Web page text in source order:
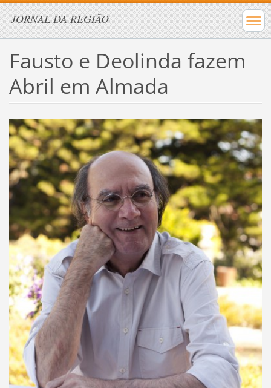
JORNAL DA REGIÃO
Fausto e Deolinda fazem
Abril em Almada